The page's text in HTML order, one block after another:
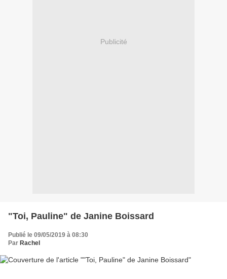
Publicité
"Toi, Pauline" de Janine Boissard
Publié le 09/05/2019 à 08:30
Par Rachel